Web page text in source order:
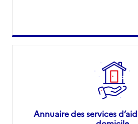
Annuaire des services